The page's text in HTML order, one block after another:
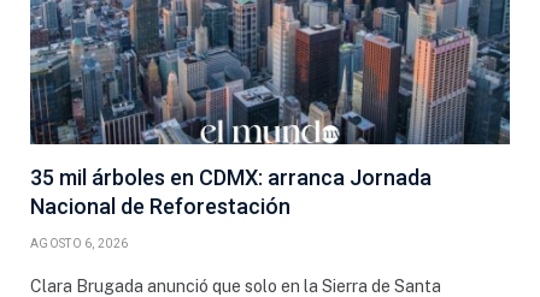
35 mil árboles en CDMX: arranca Jornada
Nacional de Reforestación
AGOSTO 6, 2026
Clara Brugada anunció que solo en la Sierra de Santa